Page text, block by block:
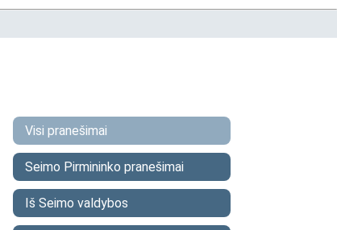
Visi pranešimai
Seimo Pirmininko pranešimai
Iš Seimo valdybos